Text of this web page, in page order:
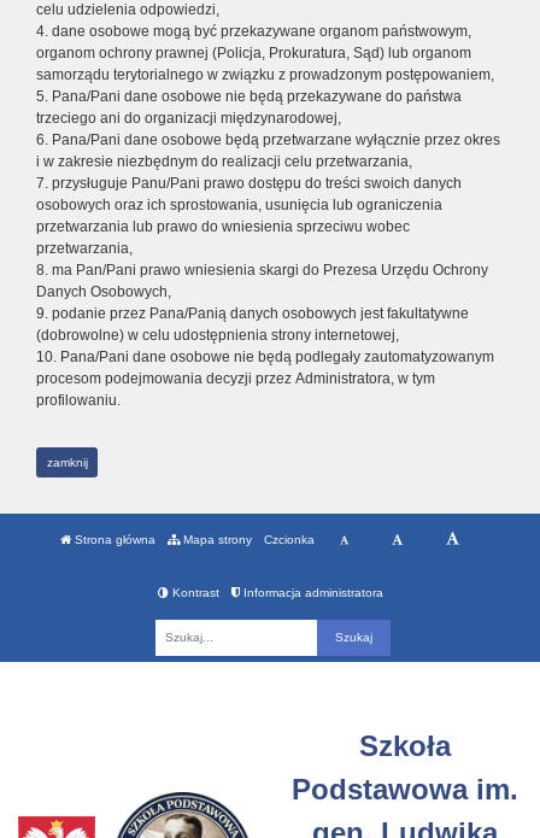
celu udzielenia odpowiedzi,
4. dane osobowe mogą być przekazywane organom państwowym,
organom ochrony prawnej (Policja, Prokuratura, Sąd) lub organom
samorządu terytorialnego w związku z prowadzonym postępowaniem,
5. Pana/Pani dane osobowe nie będą przekazywane do państwa
trzeciego ani do organizacji międzynarodowej,
6. Pana/Pani dane osobowe będą przetwarzane wyłącznie przez okres
i w zakresie niezbędnym do realizacji celu przetwarzania,
7. przysługuje Panu/Pani prawo dostępu do treści swoich danych
osobowych oraz ich sprostowania, usunięcia lub ograniczenia
przetwarzania lub prawo do wniesienia sprzeciwu wobec
przetwarzania,
8. ma Pan/Pani prawo wniesienia skargi do Prezesa Urzędu Ochrony
Danych Osobowych,
9. podanie przez Pana/Panią danych osobowych jest fakultatywne
(dobrowolne) w celu udostępnienia strony internetowej,
10. Pana/Pani dane osobowe nie będą podlegały zautomatyzowanym
procesom podejmowania decyzji przez Administratora, w tym
profilowaniu.
zamknij
Strona główna Mapa strony Czcionka
Kontrast Informacja administratora
Szkoła
Podstawowa im.